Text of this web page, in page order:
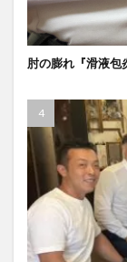
肘の膨れ『滑液包